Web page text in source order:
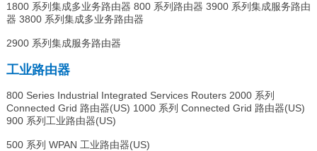
1800 系列集成多业务路由器 800 系列路由器 3900 系列集成服务路由
器 3800 系列集成多业务路由器
2900 系列集成服务路由器
工业路由器
800 Series Industrial Integrated Services Routers 2000 系列
Connected Grid 路由器(US) 1000 系列 Connected Grid 路由器(US)
900 系列工业路由器(US)
500 系列 WPAN 工业路由器(US)